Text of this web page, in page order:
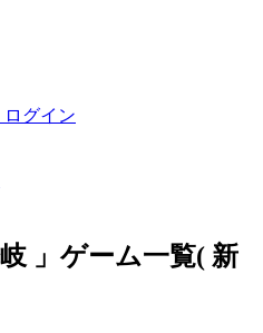
ログイン
」ゲーム一覧( 新